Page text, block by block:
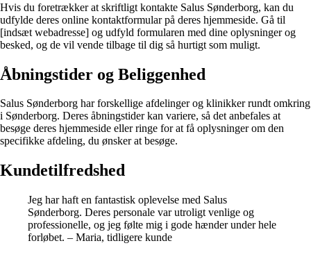
Hvis du foretrækker at skriftligt kontakte Salus Sønderborg, kan du
udfylde deres online kontaktformular på deres hjemmeside. Gå til
[indsæt webadresse] og udfyld formularen med dine oplysninger og
besked, og de vil vende tilbage til dig så hurtigt som muligt.
Åbningstider og Beliggenhed
Salus Sønderborg har forskellige afdelinger og klinikker rundt omkring
i Sønderborg. Deres åbningstider kan variere, så det anbefales at
besøge deres hjemmeside eller ringe for at få oplysninger om den
specifikke afdeling, du ønsker at besøge.
Kundetilfredshed
Jeg har haft en fantastisk oplevelse med Salus
Sønderborg. Deres personale var utroligt venlige og
professionelle, og jeg følte mig i gode hænder under hele
forløbet. – Maria, tidligere kunde